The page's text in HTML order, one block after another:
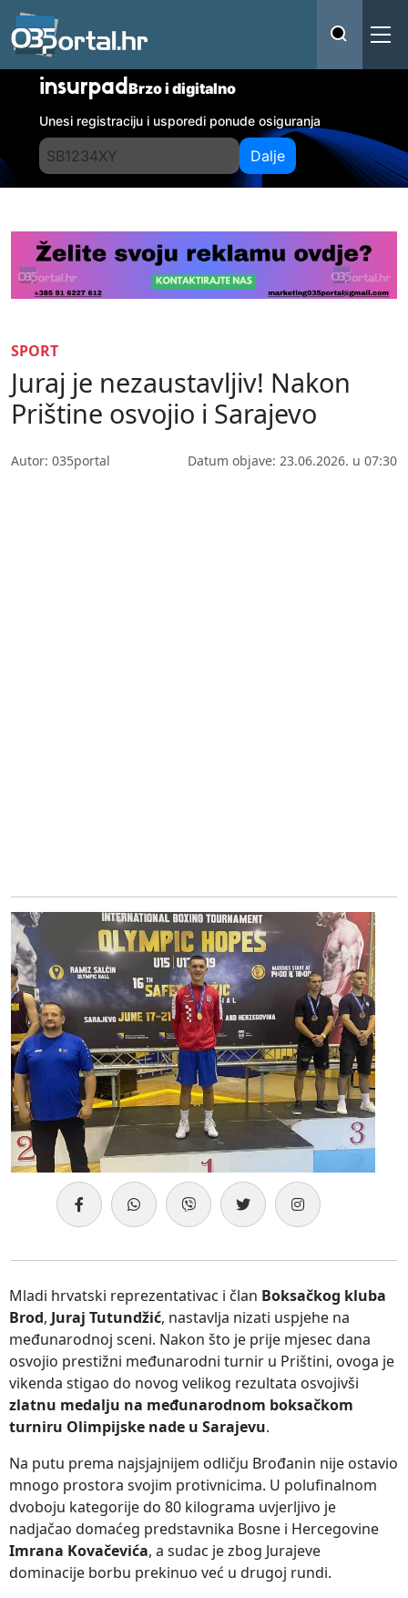
insurpadBrzo i digitalno
Unesi registraciju i usporedi ponude osiguranja
Dalje
SPORT
Juraj je nezaustavljiv! Nakon
Prištine osvojio i Sarajevo
Autor: 035portal Datum objave: 23.06.2026. u 07:30
Mladi hrvatski reprezentativac i član Boksačkog kluba
Brod, Juraj Tutundžić, nastavlja nizati uspjehe na
međunarodnoj sceni. Nakon što je prije mjesec dana
osvojio prestižni međunarodni turnir u Prištini, ovoga je
vikenda stigao do novog velikog rezultata osvojivši
zlatnu medalju na međunarodnom boksačkom
turniru Olimpijske nade u Sarajevu.
Na putu prema najsjajnijem odličju Brođanin nije ostavio
mnogo prostora svojim protivnicima. U polufinalnom
dvoboju kategorije do 80 kilograma uvjerljivo je
nadjačao domaćeg predstavnika Bosne i Hercegovine
Imrana Kovačevića, a sudac je zbog Jurajeve
dominacije borbu prekinuo već u drugoj rundi.